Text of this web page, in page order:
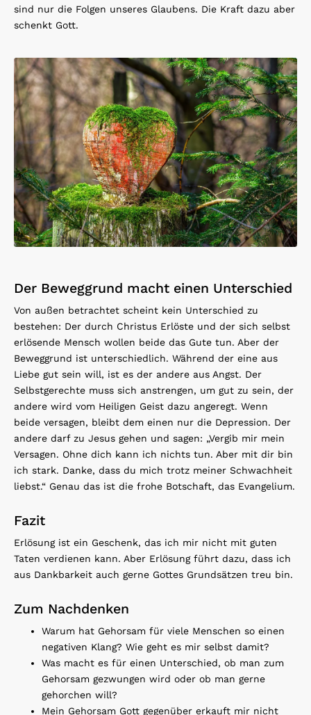
sind nur die Folgen unseres Glaubens. Die Kraft dazu aber
schenkt Gott.
Der Beweggrund macht einen Unterschied
Von außen betrachtet scheint kein Unterschied zu
bestehen: Der durch Christus Erlöste und der sich selbst
erlösende Mensch wollen beide das Gute tun. Aber der
Beweggrund ist unterschiedlich. Während der eine aus
Liebe gut sein will, ist es der andere aus Angst. Der
Selbstgerechte muss sich anstrengen, um gut zu sein, der
andere wird vom Heiligen Geist dazu angeregt. Wenn
beide versagen, bleibt dem einen nur die Depression. Der
andere darf zu Jesus gehen und sagen: „Vergib mir mein
Versagen. Ohne dich kann ich nichts tun. Aber mit dir bin
ich stark. Danke, dass du mich trotz meiner Schwachheit
liebst.“ Genau das ist die frohe Botschaft, das Evangelium.
Fazit
Erlösung ist ein Geschenk, das ich mir nicht mit guten
Taten verdienen kann. Aber Erlösung führt dazu, dass ich
aus Dankbarkeit auch gerne Gottes Grundsätzen treu bin.
Zum Nachdenken
Warum hat Gehorsam für viele Menschen so einen
negativen Klang? Wie geht es mir selbst damit?
Was macht es für einen Unterschied, ob man zum
Gehorsam gezwungen wird oder ob man gerne
gehorchen will?
Mein Gehorsam Gott gegenüber erkauft mir nicht